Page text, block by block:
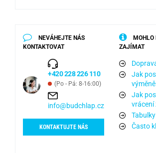
NEVÁHEJTE NÁS
KONTAKTOVAT
+420 228 226 110
(Po - Pá: 8-16:00)
info@budchlap.cz
KONTAKTUJTE NÁS
MOHLO
ZAJÍMAT
Jak
Jak
vrácení
Často